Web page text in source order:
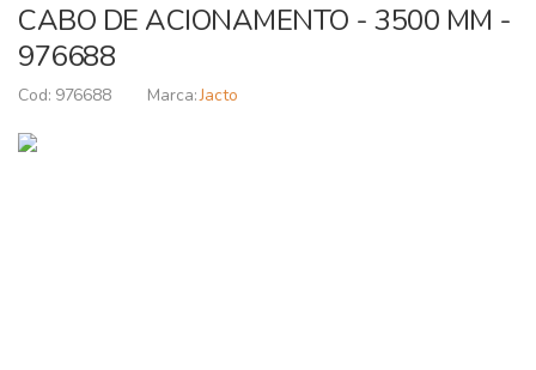
CABO DE ACIONAMENTO - 3500 MM -
976688
976688 Jacto